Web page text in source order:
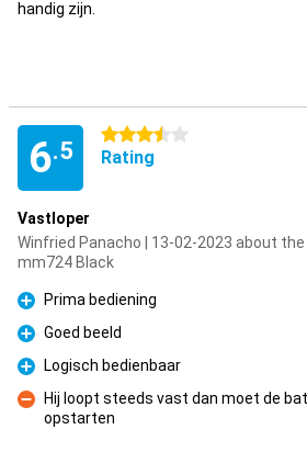
handig zijn.
6.5
3.5 stars
Rating
Vastloper
Winfried Panacho | 13-02-2023 about
mm724 Black
Pro
Prima bediening
Pro
Goed beeld
Pro
Logisch bedienbaar
Con
Hij loopt steeds vast dan moet de
opstarten